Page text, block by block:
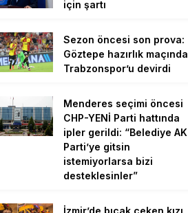
için şartı
Sezon öncesi son prova:
Göztepe hazırlık maçında
Trabzonspor’u devirdi
Menderes seçimi öncesi
CHP-YENİ Parti hattında
ipler gerildi: “Belediye AK
Parti’ye gitsin
istemiyorlarsa bizi
desteklesinler”